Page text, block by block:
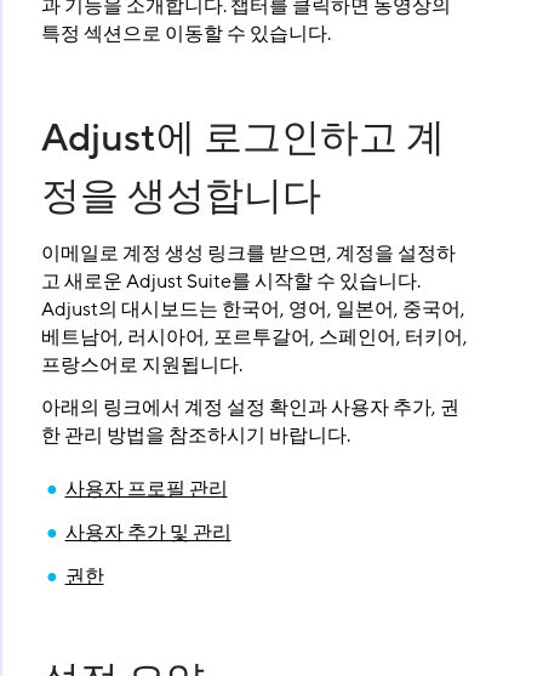
과 기능을 소개합니다. 챕터를 클릭하면 동영상의
특정 섹션으로 이동할 수 있습니다.
Adjust에 로그인하고 계
정을 생성합니다
이메일로 계정 생성 링크를 받으면, 계정을 설정하
고 새로운 Adjust Suite를 시작할 수 있습니다.
Adjust의 대시보드는 한국어, 영어, 일본어, 중국어,
베트남어, 러시아어, 포르투갈어, 스페인어, 터키어,
프랑스어로 지원됩니다.
아래의 링크에서 계정 설정 확인과 사용자 추가, 권
한 관리 방법을 참조하시기 바랍니다.
사용자 프로필 관리
사용자 추가 및 관리
권한